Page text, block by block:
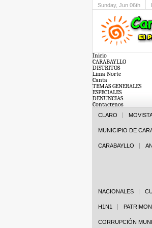
Sunday, Jun 06th
Inicio
CARABAYLLO
DISTRITOS
Lima Norte
Canta
TEMAS GENERALES
ESPECIALES
DENUNCIAS
Contactenos
CLARO
MUNICIPIO DE
CARABAYLLO
NACIONALES
H1N1
CORRUPCIÓN